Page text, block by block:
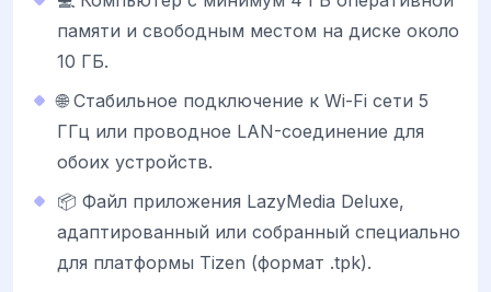
памяти и свободным местом на диске около
10 ГБ.
🌐 Стабильное подключение к Wi-Fi сети 5
ГГц или проводное LAN-соединение для
обоих устройств.
📦 Файл приложения LazyMedia Deluxe,
адаптированный или собранный специально
для платформы Tizen (формат .tpk).